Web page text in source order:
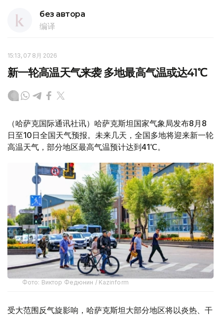
без автора
编译
15:13, 07 8月 2026
新一轮高温天气来袭 多地最高气温或达41℃
（哈萨克国际通讯社讯）哈萨克斯坦国家气象局发布8月8
日至10日全国天气预报。未来几天，全国多地将迎来新一轮
高温天气，部分地区最高气温预计达到41℃。
Фото: Виктор Федюнин / Kazinform
受大范围反气旋影响，哈萨克斯坦大部分地区将以炎热、干